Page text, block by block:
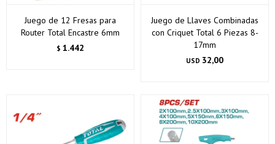
Juego de 12 Fresas para
Router Total Encastre 6mm
$ 1.442
Juego de Llaves Combinadas
con Criquet Total 6 Piezas 8-
17mm
USD 32,00